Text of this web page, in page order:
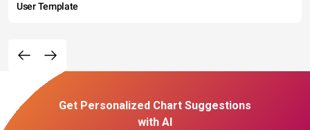
User Template
Get Personalized Chart Suggestions
with AI